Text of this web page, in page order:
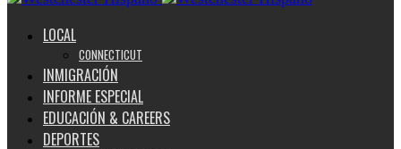
LOCAL
CONNECTICUT
INMIGRACIÓN
INFORME ESPECIAL
EDUCACIÓN & CAREERS
DEPORTES